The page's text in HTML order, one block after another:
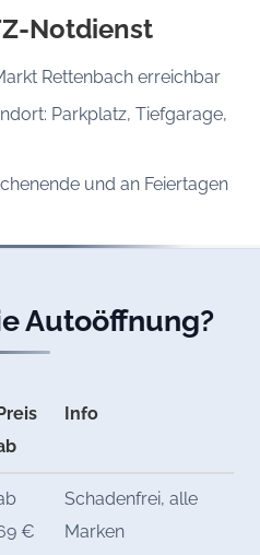
Notdienst
Rettenbach erreichbar
Parkplatz, Tiefgarage,
und an Feiertagen
Autoöffnung?
Preis
Info
€
Schadenfrei, alle
Marken